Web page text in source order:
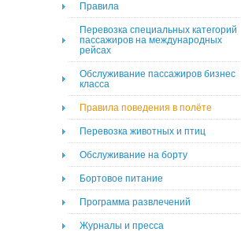
Правила
Перевозка специальных категорий
пассажиров на международных
рейсах
Обслуживание пассажиров бизнес
класса
Правила поведения в полёте
Перевозка животных и птиц
Обслуживание на борту
Бортовое питание
Программа развлечений
Журналы и пресса